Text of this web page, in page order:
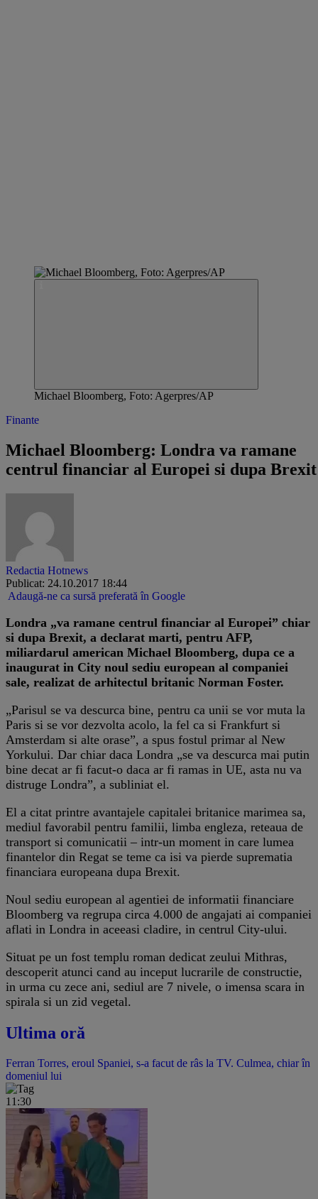
Michael Bloomberg, Foto: Agerpres/AP
Finante
Michael Bloomberg: Londra va ramane
centrul financiar al Europei si dupa Brexit
Redactia Hotnews
Publicat: 24.10.2017 18:44
Adaugă-ne ca sursă preferată în Google
Londra „va ramane centrul financiar al Europei” chiar
si dupa Brexit, a declarat marti, pentru AFP,
miliardarul american Michael Bloomberg, dupa ce a
inaugurat in City noul sediu european al companiei
sale, realizat de arhitectul britanic Norman Foster.
„Parisul se va descurca bine, pentru ca unii se vor muta la
Paris si se vor dezvolta acolo, la fel ca si Frankfurt si
Amsterdam si alte orase”, a spus fostul primar al New
Yorkului. Dar chiar daca Londra „se va descurca mai putin
bine decat ar fi facut-o daca ar fi ramas in UE, asta nu va
distruge Londra”, a subliniat el.
El a citat printre avantajele capitalei britanice marimea sa,
mediul favorabil pentru familii, limba engleza, reteaua de
transport si comunicatii – intr-un moment in care lumea
finantelor din Regat se teme ca isi va pierde suprematia
financiara europeana dupa Brexit.
Noul sediu european al agentiei de informatii financiare
Bloomberg va regrupa circa 4.000 de angajati ai companiei
aflati in Londra in aceeasi cladire, in centrul City-ului.
Situat pe un fost templu roman dedicat zeului Mithras,
descoperit atunci cand au inceput lucrarile de constructie,
in urma cu zece ani, sediul are 7 nivele, o imensa scara in
spirala si un zid vegetal.
Ultima oră
Ferran Torres, eroul Spaniei, s-a facut de râs la TV. Culmea, chiar în
domeniul lui
11:30